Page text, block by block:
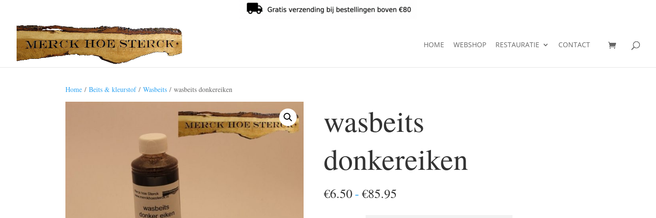
HOME WEBSHOP RESTAURATIE CONTACT
Home /Beits & kleurstof/Wasbeits / wasbeits donkereiken
wasbeits
donkereiken
€6.50-€85.95Prijsklasse: